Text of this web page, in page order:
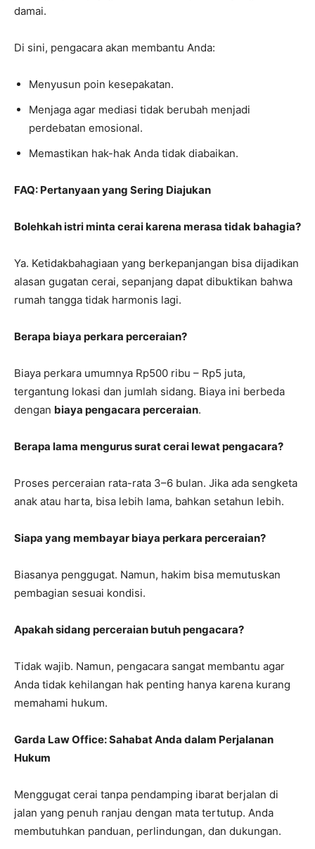
damai.
Di sini, pengacara akan membantu Anda:
Menyusun poin kesepakatan.
Menjaga agar mediasi tidak berubah menjadi
perdebatan emosional.
Memastikan hak-hak Anda tidak diabaikan.
FAQ: Pertanyaan yang Sering Diajukan
Bolehkah istri minta cerai karena merasa tidak bahagia?
Ya. Ketidakbahagiaan yang berkepanjangan bisa dijadikan
alasan gugatan cerai, sepanjang dapat dibuktikan bahwa
rumah tangga tidak harmonis lagi.
Berapa biaya perkara perceraian?
Biaya perkara umumnya Rp500 ribu – Rp5 juta,
tergantung lokasi dan jumlah sidang. Biaya ini berbeda
dengan biaya pengacara perceraian.
Berapa lama mengurus surat cerai lewat pengacara?
Proses perceraian rata-rata 3–6 bulan. Jika ada sengketa
anak atau harta, bisa lebih lama, bahkan setahun lebih.
Siapa yang membayar biaya perkara perceraian?
Biasanya penggugat. Namun, hakim bisa memutuskan
pembagian sesuai kondisi.
Apakah sidang perceraian butuh pengacara?
Tidak wajib. Namun, pengacara sangat membantu agar
Anda tidak kehilangan hak penting hanya karena kurang
memahami hukum.
Garda Law Office: Sahabat Anda dalam Perjalanan
Hukum
Menggugat cerai tanpa pendamping ibarat berjalan di
jalan yang penuh ranjau dengan mata tertutup. Anda
membutuhkan panduan, perlindungan, dan dukungan.